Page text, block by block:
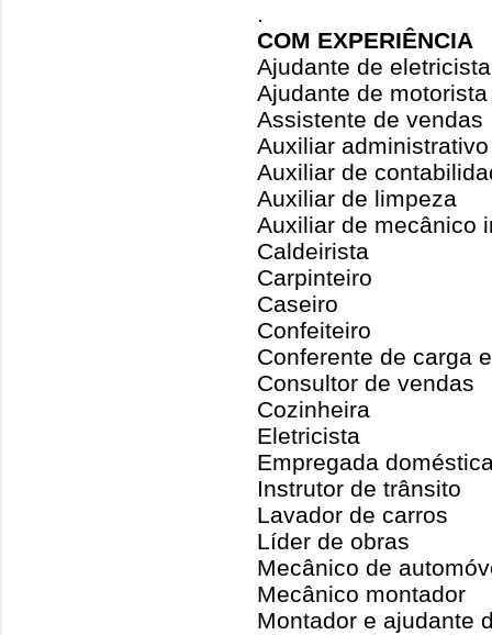
.
COM EXPERIÊNCIA
Ajudante de eletricista
Ajudante de motorista
Assistente de vendas
Auxiliar administrativo
Auxiliar de
Auxiliar de limpeza
Auxiliar de mecânico
Caldeirista
Carpinteiro
Caseiro
Confeiteiro
Conferente de carga
Consultor de vendas
Cozinheira
Eletricista
Empregada
Instrutor de trânsito
Lavador de carros
Líder de obras
Mecânico de
Mecânico montador
Montador e ajudante